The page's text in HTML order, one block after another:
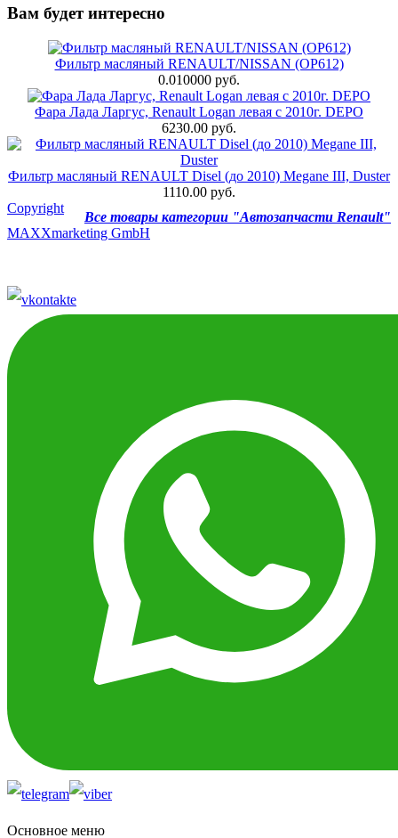
Вам будет интересно
Фильтр масляный RENAULT/NISSAN (OP612)
0.010000 руб.
Фара Лада Ларгус, Renault Logan левая с 2010г. DEPO
6230.00 руб.
Фильтр масляный RENAULT Disel (до 2010) Megane III, Duster
1110.00 руб.
Все товары категории "Автозапчасти Renault"
Copyright
MAXXmarketing GmbH
Основное меню